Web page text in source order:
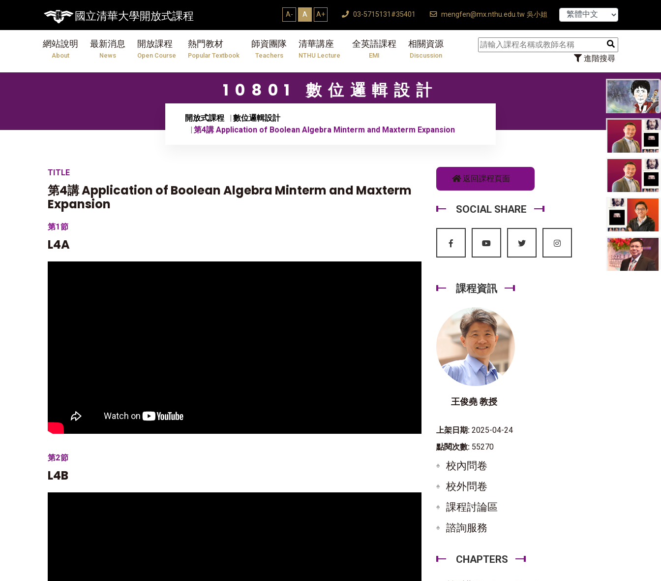
國立清華大學開放式課程 A- A A+ 03-5715131#35401 mengfen@mx.nthu.edu.tw 吳小姐
網站說明
About
最新消息
News
開放課程
Open Course
熱門教材
Popular Textbook
師資團隊
Teachers
清華講座
NTHU Lecture
全英語課程
EMI
相關資源
Discussion 進階搜尋
【7/31】114學年度第2學期研究生論文口試結束Thesis Defense Ends ♠ 【8/1
10801 數位邏輯設計
開放式課程
數位邏輯設計
第4講 Application of Boolean Algebra Minterm and Maxterm Expansion
TITLE
第4講 Application of Boolean Algebra Minterm and Maxterm
Expansion
第1節
L4A
第2節
L4B
返回課程頁面
SOCIAL SHARE
課程資訊
王俊堯 教授
上架日期: 2025-04-24
點閱次數: 55270
校內問卷
校外問卷
課程討論區
諮詢服務
CHAPTERS